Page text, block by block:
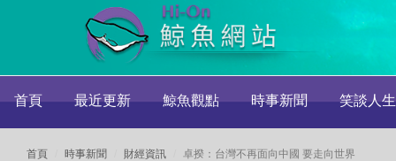
首頁 最近更新 鯨魚觀點 時事新聞 笑談人生
首頁 時事新聞 財經資訊 卓揆：台灣不再面向中國 要走向世界